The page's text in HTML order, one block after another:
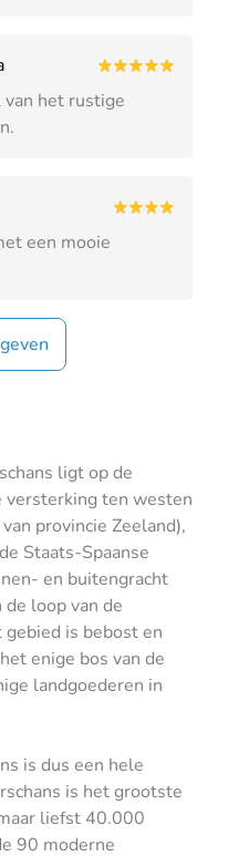
het rustige
een mooie
ligt op de
versterking ten westen
provincie Zeeland),
Staats-Spaanse
en buitengracht
loop van de
is bebost en
enige bos van de
landgoederen in
is dus een hele
is het grootste
liefst 40.000
90 moderne